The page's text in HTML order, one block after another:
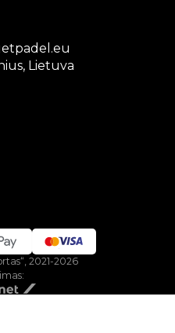
Lietuva
2021-2026